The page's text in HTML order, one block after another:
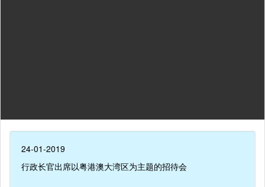
24-01-2019
行政长官出席以粤港澳大湾区为主题的招待会